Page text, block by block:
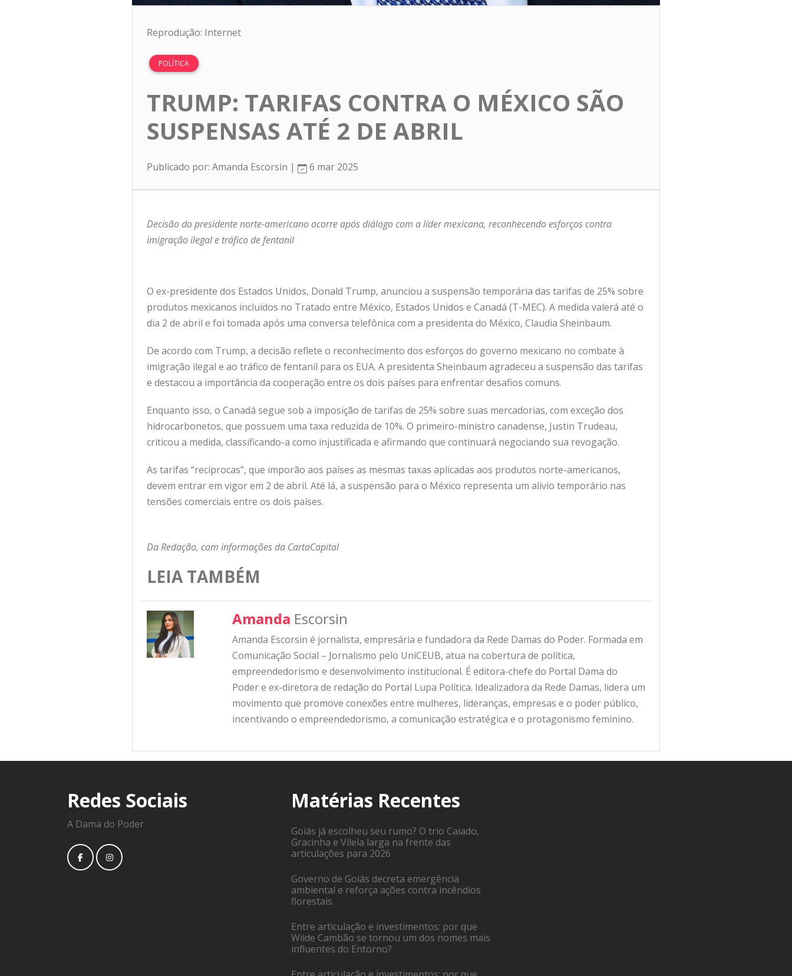
Reprodução: Internet
POLÍTICA
TRUMP: TARIFAS CONTRA O MÉXICO SÃO
SUSPENSAS ATÉ 2 DE ABRIL
Publicado por: Amanda Escorsin | 6 mar 2025
Decisão do presidente norte-americano ocorre após diálogo com a líder mexicana, reconhecendo esforços contra
imigração ilegal e tráfico de fentanil
O ex-presidente dos Estados Unidos, Donald Trump, anunciou a suspensão temporária das tarifas de 25% sobre
produtos mexicanos incluídos no Tratado entre México, Estados Unidos e Canadá (T-MEC). A medida valerá até o
dia 2 de abril e foi tomada após uma conversa telefônica com a presidenta do México, Claudia Sheinbaum.
De acordo com Trump, a decisão reflete o reconhecimento dos esforços do governo mexicano no combate à
imigração ilegal e ao tráfico de fentanil para os EUA. A presidenta Sheinbaum agradeceu a suspensão das tarifas
e destacou a importância da cooperação entre os dois países para enfrentar desafios comuns.
Enquanto isso, o Canadá segue sob a imposição de tarifas de 25% sobre suas mercadorias, com exceção dos
hidrocarbonetos, que possuem uma taxa reduzida de 10%. O primeiro-ministro canadense, Justin Trudeau,
criticou a medida, classificando-a como injustificada e afirmando que continuará negociando sua revogação.
As tarifas “recíprocas”, que imporão aos países as mesmas taxas aplicadas aos produtos norte-americanos,
devem entrar em vigor em 2 de abril. Até lá, a suspensão para o México representa um alívio temporário nas
tensões comerciais entre os dois países.
Da Redação, com informações da CartaCapital
LEIA TAMBÉM
Amanda Escorsin
Amanda Escorsin é jornalista, empresária e fundadora da Rede Damas do Poder. Formada em
Comunicação Social – Jornalismo pelo UniCEUB, atua na cobertura de política,
empreendedorismo e desenvolvimento institucional. É editora-chefe do Portal Dama do
Poder e ex-diretora de redação do Portal Lupa Política. Idealizadora da Rede Damas, lidera um
movimento que promove conexões entre mulheres, lideranças, empresas e o poder público,
incentivando o empreendedorismo, a comunicação estratégica e o protagonismo feminino.
Redes Sociais
A Dama do Poder
Matérias Recentes
Goiás já escolheu seu rumo? O trio Caiado,
Gracinha e Vilela larga na frente das
articulações para 2026
Governo de Goiás decreta emergência
ambiental e reforça ações contra incêndios
florestais
Entre articulação e investimentos: por que
Wilde Cambão se tornou um dos nomes mais
influentes do Entorno?